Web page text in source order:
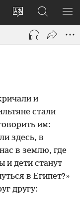
Изменить
язык
сайта
Войти
(открывается
новом
Поиск
по
jw.org
и
стали
им:
здесь, в
в землю, где
и дети станут
в Египет?»
другу: